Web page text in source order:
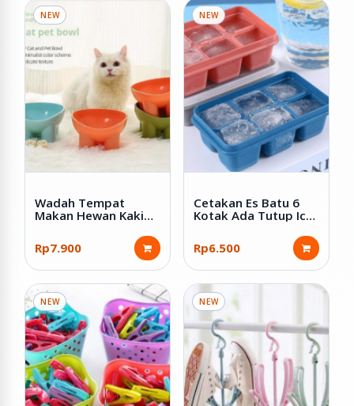
NEW
Wadah Tempat
Makan Hewan Kaki
Rp7.900
NEW
Cetakan Es Batu 6
Kotak Ada Tutup Ice
Rp6.500
NEW NEW